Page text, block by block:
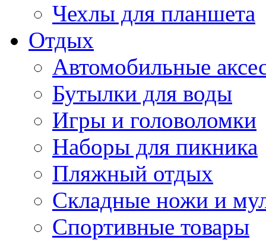
Чехлы для планшета
Отдых
Автомобильные
Бутылки для воды
Игры и головоломки
Наборы для пикника
Пляжный отдых
Складные ножи и
Спортивные товары